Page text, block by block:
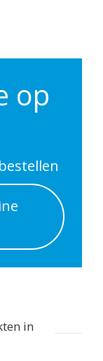
op
in